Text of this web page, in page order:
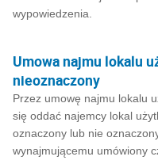
wypowiedzenia.
Umowa najmu lokalu
nieoznaczony
Przez umowę najmu lokalu
się oddać najemcy lokal
oznaczony lub nie
wynajmującemu umówiony